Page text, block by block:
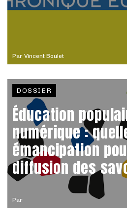
Par Vincent Boulet
Par
DOSSIER
Éducation
numérique :
émancipation
diffusion des